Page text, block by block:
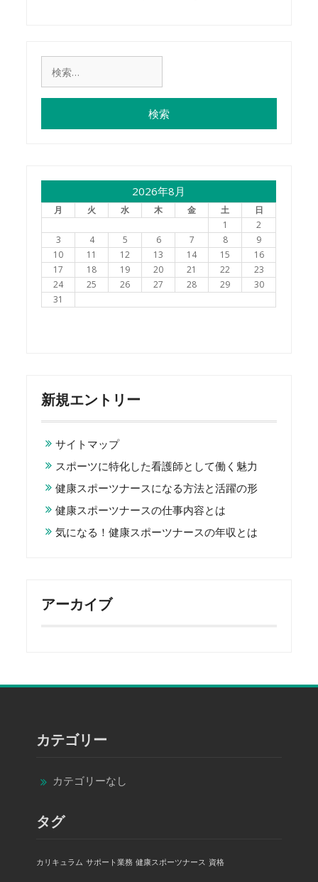
索:
2026年8月
月 火 水 木 金 土
日
1
2
3
4 5 6 7 8
9
10
11 12 13 14 15
16
17
18 19 20 21 22
23
24
25 26 27 28 29
30
31
新規エントリー
サイトマップ
スポーツに特化した看護師として働く魅力
健康スポーツナースになる方法と活躍の形
健康スポーツナースの仕事内容とは
気になる！健康スポーツナースの年収とは
アーカイブ
カテゴリー
カテゴリーなし
タグ
カリキュラム サポート業務 健康スポーツナース 資格